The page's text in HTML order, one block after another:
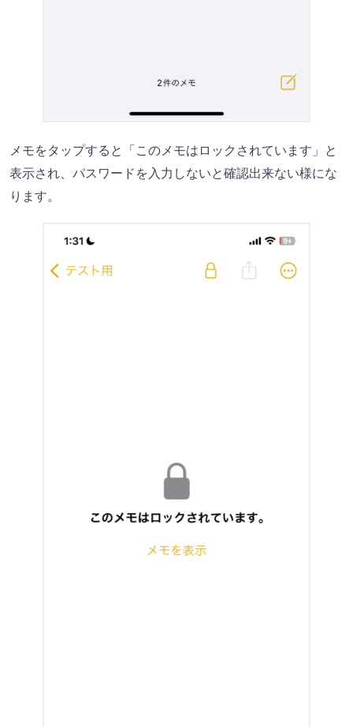
メモをタップすると「このメモはロックされています」と
表示され、パスワードを入力しないと確認出来ない様にな
ります。